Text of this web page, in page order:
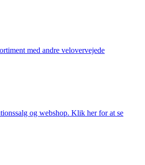
med andre velovervejede
og webshop. Klik her for at se